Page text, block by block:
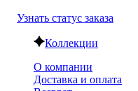
Узнать статус заказа
Коллекции
О компании
Доставка и оплата